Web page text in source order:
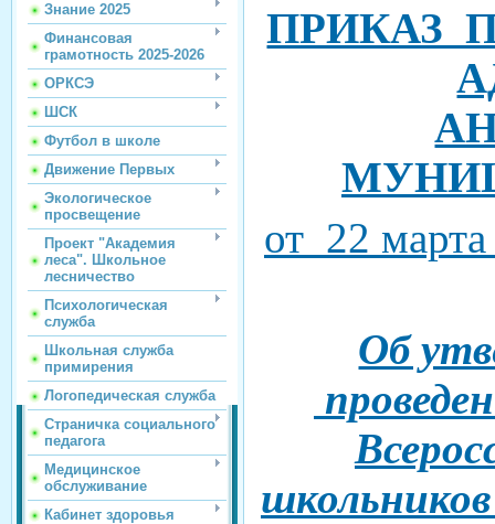
Знание 2025
Финансовая
грамотность 2025-2026
ОРКСЭ
ШСК
Футбол в школе
Движение Первых
Экологическое
просвещение
Проект "Академия
леса". Школьное
лесничество
Психологическая
служба
Школьная служба
примирения
Логопедическая служба
Страничка социального
педагога
Медицинское
обслуживание
Кабинет здоровья
ПРИКАЗ
от 22 марта
Об